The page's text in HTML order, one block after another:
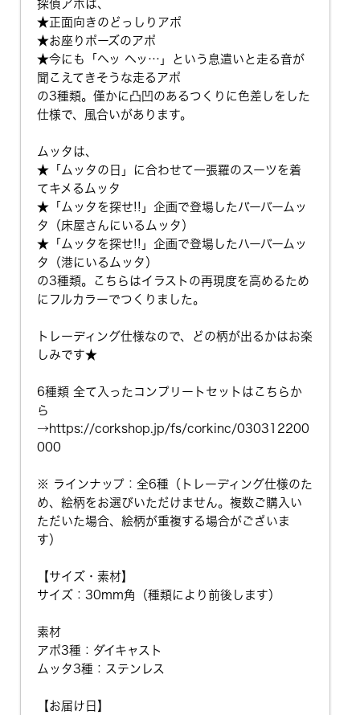
探偵アポは、
★正面向きのどっしりアポ
★お座りポーズのアポ
★今にも「ヘッ ヘッ…」という息遣いと走る音が
聞こえてきそうな走るアポ
の3種類。僅かに凸凹のあるつくりに色差しをした
仕様で、風合いがあります。
ムッタは、
★「ムッタの日」に合わせて一張羅のスーツを着
てキメるムッタ
★「ムッタを探せ!!」企画で登場したバーバームッ
タ（床屋さんにいるムッタ）
★「ムッタを探せ!!」企画で登場したハーバームッ
タ（港にいるムッタ）
の3種類。こちらはイラストの再現度を高めるため
にフルカラーでつくりました。
トレーディング仕様なので、どの柄が出るかはお楽
しみです★
6種類 全て入ったコンプリートセットはこちらか
ら
→ https://corkshop.jp/fs/corkinc/030312200
000
※ ラインナップ：全6種（トレーディング仕様のた
め、絵柄をお選びいただけません。複数ご購入い
ただいた場合、絵柄が重複する場合がございま
す）
【サイズ・素材】
サイズ：30mm角（種類により前後します）
素材
アポ3種：ダイキャスト
ムッタ3種：ステンレス
【お届け日】